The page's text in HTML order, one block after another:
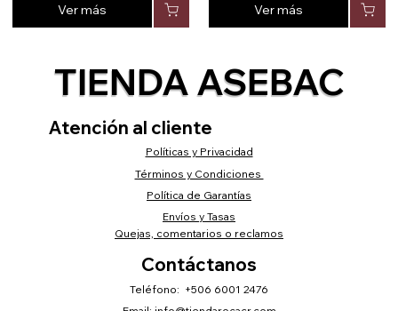
Ver más Ver más
TIENDA ASEBAC
Atención al cliente
Políticas y Privacidad
Términos y Condiciones
Envíos y Tasas
Política de Garantías
Quejas, comentarios o reclamos
Contáctanos
Teléfono: +506 6001 2476